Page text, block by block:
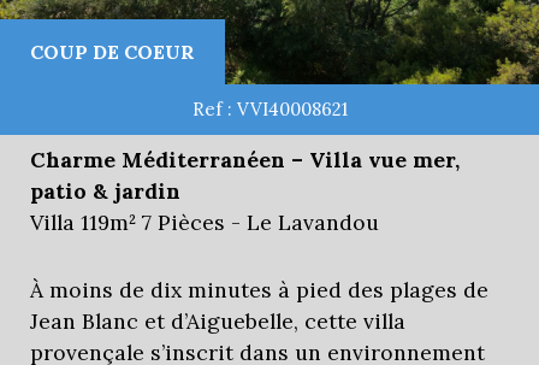
COUP DE COEUR
Ref : VVI40008621
Charme Méditerranéen – Villa vue mer,
patio & jardin
Villa 119m² 7 Pièces - Le Lavandou
À moins de dix minutes à pied des plages de
Jean Blanc et d’Aiguebelle, cette villa
provençale s’inscrit dans un environnement